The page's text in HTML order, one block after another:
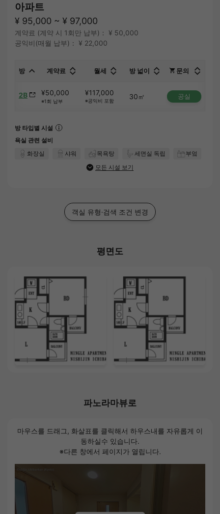
아파트
¥ 95,000 ~ ¥ 97,000
계약료 (계약 시 1회만 납부)： ¥ 50,000
공익비(매월 납부)： ¥ 22,000
방 계약료 월세 방 넓이 문의
2B ¥50,000
※1회 납부
¥117,000
※공익비 포함 30㎡ 공실
방 타입별 시설
욕실 관련 설비
화장실
샤워 목욕탕 세면실 독립 부엌
모든 시설 보기
객실 유형·검색 조건 변경
평면도
파노라마뷰로
마우스를 드래그, 화살표를 클릭해서 하우스내를 자유롭게 이
동하실수 있습니다.
※다른 창에서 페이지가 열립니다.